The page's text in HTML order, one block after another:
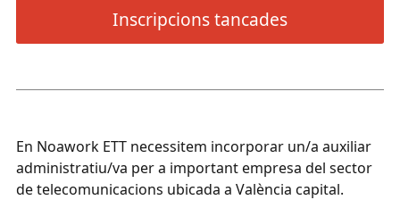
Inscripcions tancades
En Noawork ETT necessitem incorporar un/a auxiliar
administratiu/va per a important empresa del sector
de telecomunicacions ubicada a València capital.